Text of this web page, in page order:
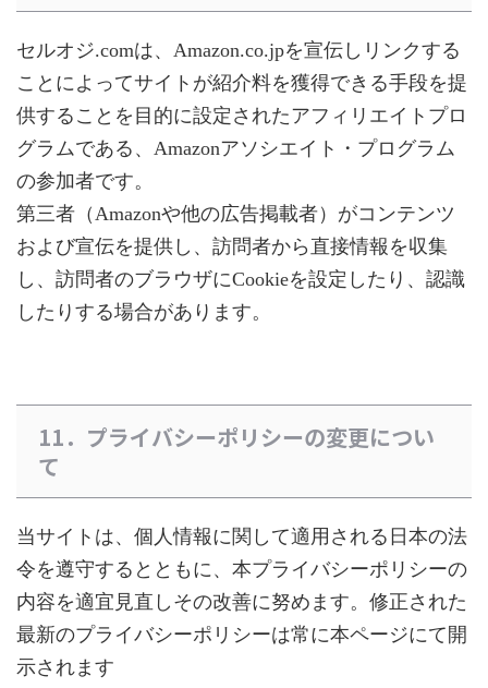
セルオジ.comは、Amazon.co.jpを宣伝しリンクする
ことによってサイトが紹介料を獲得できる手段を提
供することを目的に設定されたアフィリエイトプロ
グラムである、Amazonアソシエイト・プログラム
の参加者です。
第三者（Amazonや他の広告掲載者）がコンテンツ
および宣伝を提供し、訪問者から直接情報を収集
し、訪問者のブラウザにCookieを設定したり、認識
したりする場合があります。
11．プライバシーポリシーの変更につい
て
当サイトは、個人情報に関して適用される日本の法
令を遵守するとともに、本プライバシーポリシーの
内容を適宜見直しその改善に努めます。修正された
最新のプライバシーポリシーは常に本ページにて開
示されます